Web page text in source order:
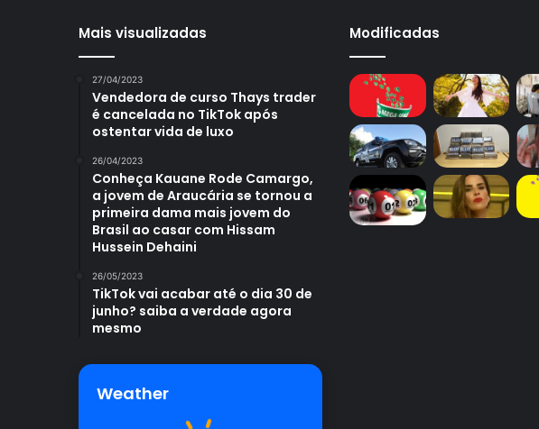
Mais visualizadas
27/04/2023
Vendedora de curso Thays trader
é cancelada no TikTok após
ostentar vida de luxo
26/04/2023
Conheça Kauane Rode Camargo,
a jovem de Araucária se tornou a
primeira dama mais jovem do
Brasil ao casar com Hissam
Hussein Dehaini
26/05/2023
TikTok vai acabar até o dia 30 de
junho? saiba a verdade agora
mesmo
Weather
Modificadas